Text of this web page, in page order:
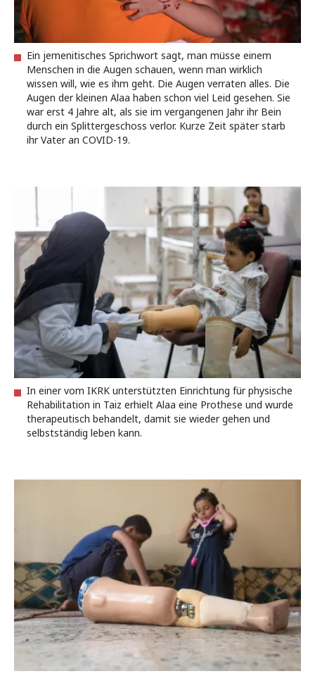
Ein jemenitisches Sprichwort sagt, man müsse einem
Menschen in die Augen schauen, wenn man wirklich
wissen will, wie es ihm geht. Die Augen verraten alles. Die
Augen der kleinen Alaa haben schon viel Leid gesehen. Sie
war erst 4 Jahre alt, als sie im vergangenen Jahr ihr Bein
durch ein Splittergeschoss verlor. Kurze Zeit später starb
ihr Vater an COVID-19.
In einer vom IKRK unterstützten Einrichtung für physische
Rehabilitation in Taiz erhielt Alaa eine Prothese und wurde
therapeutisch behandelt, damit sie wieder gehen und
selbstständig leben kann.